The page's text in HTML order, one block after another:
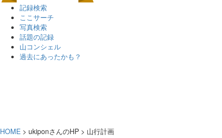
記録検索
ここサーチ
写真検索
話題の記録
山コンシェル
過去にあったかも？
HOME > ukiponさんのHP > 山行計画